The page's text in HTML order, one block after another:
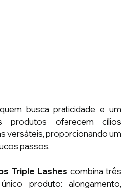
busca praticidade e um
produtos oferecem cílios
versáteis, proporcionando um
passos.
Triple Lashes combina três
produto: alongamento,